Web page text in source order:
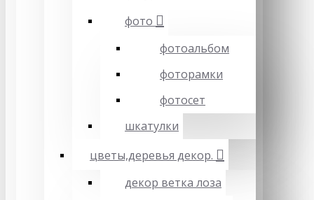
фото
фотоальбом
фоторамки
фотосет
шкатулки
цветы,деревья декор.
декор ветка лоза